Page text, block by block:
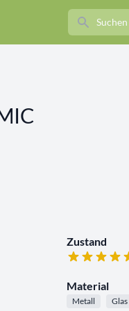
Search
Zustand
Material
Metall Glas